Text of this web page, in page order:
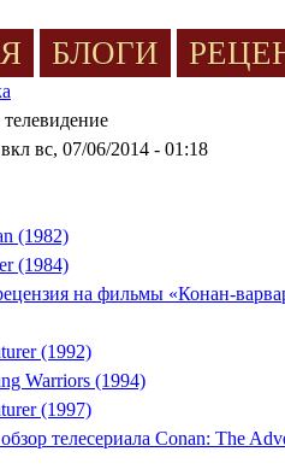
БЛОГИ
вкл вс, 07/06/2014 - 01:18
(1982)
(1984)
на фильмы «Конан-
(1992)
Warriors (1994)
(1997)
телесериала Conan: The